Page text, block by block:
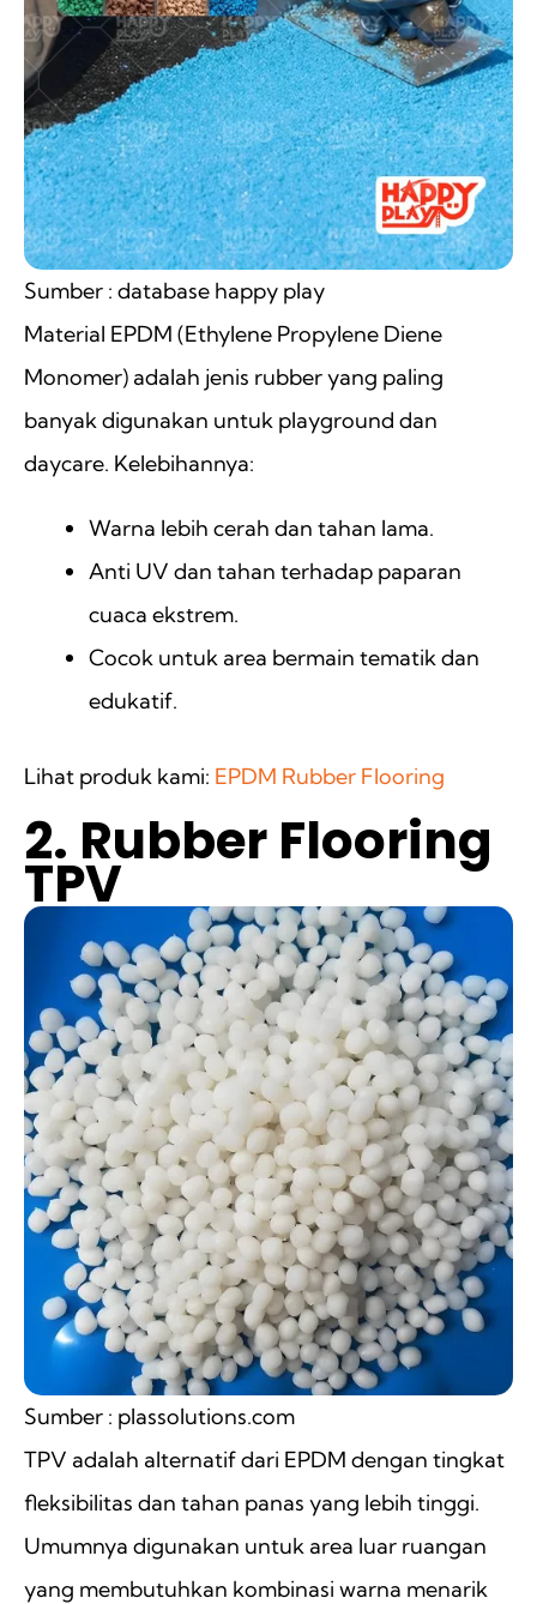
Sumber : database happy play
Material EPDM (Ethylene Propylene Diene
Monomer) adalah jenis rubber yang paling
banyak digunakan untuk playground dan
daycare. Kelebihannya:
Warna lebih cerah dan tahan lama.
Anti UV dan tahan terhadap paparan
cuaca ekstrem.
Cocok untuk area bermain tematik dan
edukatif.
Lihat produk kami: EPDM Rubber Flooring
2. Rubber Flooring
TPV
Sumber : plassolutions.com
TPV adalah alternatif dari EPDM dengan tingkat
fleksibilitas dan tahan panas yang lebih tinggi.
Umumnya digunakan untuk area luar ruangan
yang membutuhkan kombinasi warna menarik